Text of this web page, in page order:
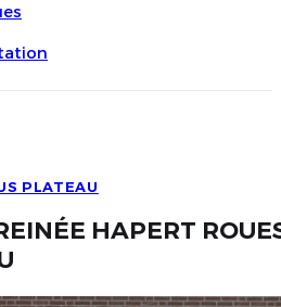
PLATEAU
HAPERT